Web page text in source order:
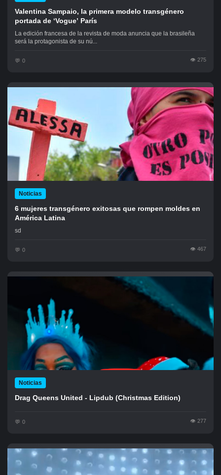
Valentina Sampaio, la primera modelo transgénero
portada de ‘Vogue’ París
La edición francesa de la revista de moda anuncia que la brasileña
será la protagonista de su nú...
0 275
Noticias
6 mujeres transgénero exitosas que rompen moldes en
América Latina
sd
0 467
Noticias
Drag Queens United - Lipdub (Christmas Edition)
0 277